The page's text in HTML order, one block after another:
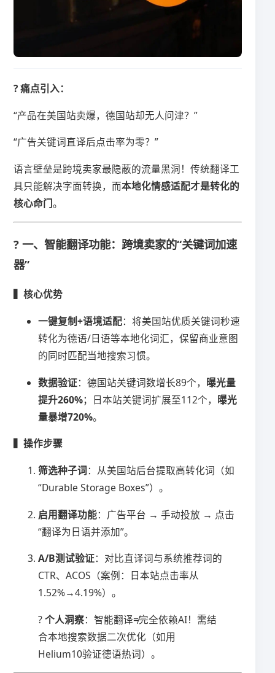
​? 痛点引入：​
“产品在美国站卖爆，德国站却无人问津？”
“广告关键词直译后点击率为零？”
语言壁垒是跨境卖家最隐蔽的流量黑洞！传统翻译工
具只能解决字面转换，而​​本地化情感适配才是转化的
核心命门​​。
? 一、智能翻译功能：跨境卖家的“关键词加速
器”
​▍核心优势​
​一键复制+语境适配​​：将美国站优质关键词秒速
转化为德语/日语等本地化词汇，保留商业意图
的同时匹配当地搜索习惯。
​数据验证​​：德国站关键词数增长89个，​ ​曝光量
提升260%​​；日本站关键词扩展至112个，​ ​曝光
量暴增720%​​。
​▍操作步骤​
​筛选种子词​​：从美国站后台提取高转化词（如
“Durable Storage Boxes”）。
​启用翻译功能​​：广告平台 → 手动投放 → 点击
“翻译为日语并添加”。
​A/B测试验证​​：对比直译词与系统推荐词的
CTR、ACOS（案例：日本站点击率从
1.52%→4.19%）。
? ​​个人洞察​​：智能翻译≠完全依赖AI！需结
合本地搜索数据二次优化（如用
Helium10验证德语热词）。